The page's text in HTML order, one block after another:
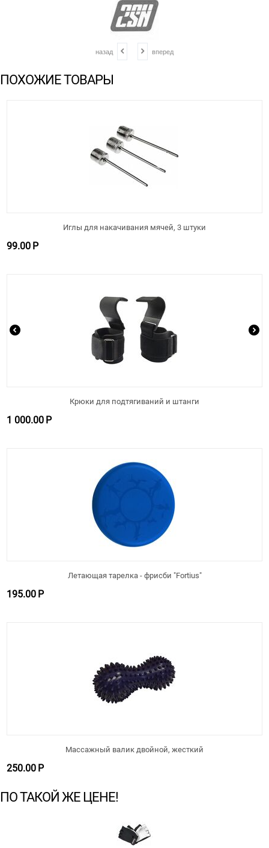
назад вперед
ПОХОЖИЕ ТОВАРЫ
Иглы для накачивания мячей, 3 штуки
99.00 Р
Крюки для подтягиваний и штанги
1 000.00 Р
Летающая тарелка - фрисби "Fortius"
195.00 Р
Массажный валик двойной, жесткий
250.00 Р
ПО ТАКОЙ ЖЕ ЦЕНЕ!